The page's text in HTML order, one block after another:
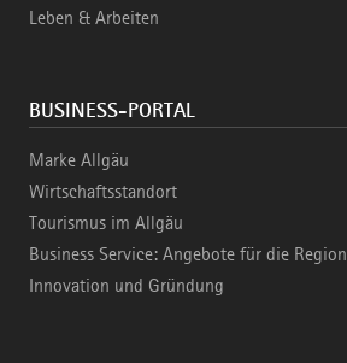
Leben & Arbeiten
BUSINESS-PORTAL
Marke Allgäu
Wirtschaftsstandort
Tourismus im Allgäu
Business Service: Angebote für die Region
Innovation und Gründung